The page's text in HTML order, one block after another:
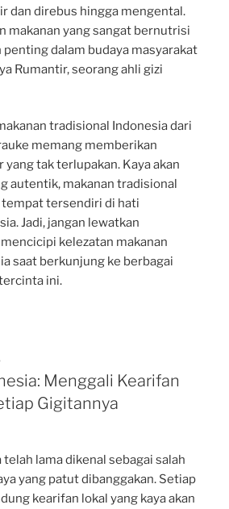
dan direbus hingga mengental.
makanan yang sangat bernutrisi
penting dalam budaya masyarakat
Rumantir, seorang ahli gizi
tradisional Indonesia dari
memang memberikan
tak terlupakan. Kaya akan
autentik, makanan tradisional
tersendiri di hati
Jadi, jangan lewatkan
kelezatan makanan
saat berkunjung ke berbagai
ini.
Menggali Kearifan
Gigitannya
lama dikenal sebagai salah
yang patut dibanggakan. Setiap
kearifan lokal yang kaya akan